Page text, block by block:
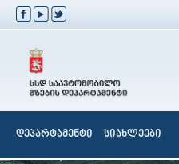
დეპარტამენტი სიახლეები